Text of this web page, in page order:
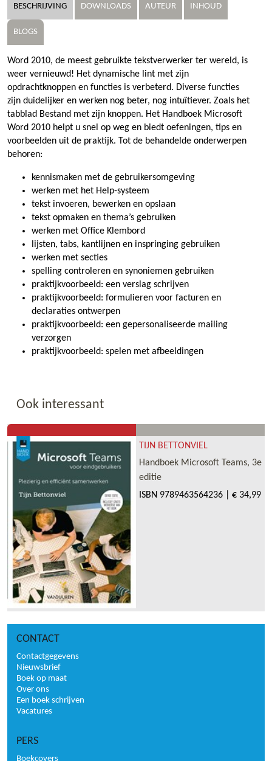
BESCHRIJVING DOWNLOADS AUTEUR INHOUD
BLOGS
Word 2010, de meest gebruikte tekstverwerker ter wereld, is
weer vernieuwd! Het dynamische lint met zijn
opdrachtknoppen en functies is verbeterd. Diverse functies
zijn duidelijker en werken nog beter, nog intuïtiever. Zoals het
tabblad Bestand met zijn knoppen. Het Handboek Microsoft
Word 2010 helpt u snel op weg en biedt oefeningen, tips en
voorbeelden uit de praktijk. Tot de behandelde onderwerpen
behoren:
kennismaken met de gebruikersomgeving
werken met het Help-systeem
tekst invoeren, bewerken en opslaan
tekst opmaken en thema’s gebruiken
werken met Office Klembord
lijsten, tabs, kantlijnen en inspringing gebruiken
werken met secties
spelling controleren en synoniemen gebruiken
praktijkvoorbeeld: een verslag schrijven
praktijkvoorbeeld: formulieren voor facturen en
declaraties ontwerpen
praktijkvoorbeeld: een gepersonaliseerde mailing
verzorgen
praktijkvoorbeeld: spelen met afbeeldingen
Ook interessant
TIJN BETTONVIEL
Handboek Microsoft Teams, 3e
editie
ISBN 9789463564236 € 34,99
CONTACT
Contactgegevens
Nieuwsbrief
Boek op maat
Over ons
Een boek schrijven
Vacatures
PERS
Boekcovers